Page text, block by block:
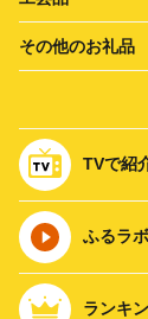
その他のお礼品
TVで紹
ふるラ
ランキ